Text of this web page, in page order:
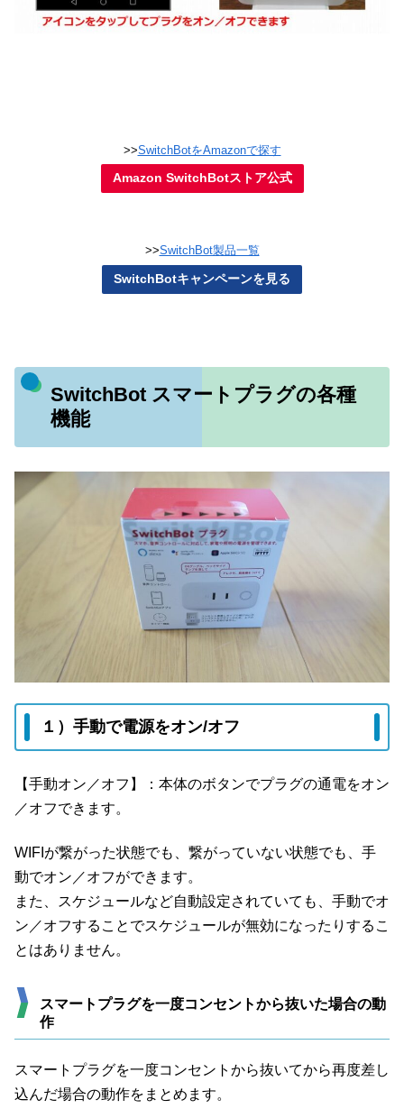
>>SwitchBotをAmazonで探す
Amazon SwitchBotストア公式
>>SwitchBot製品一覧
SwitchBotキャンペーンを見る
SwitchBot スマートプラグの各種
機能
１）手動で電源をオン/オフ
【手動オン／オフ】：本体のボタンでプラグの通電をオン
／オフできます。
WIFIが繋がった状態でも、繋がっていない状態でも、手
動でオン／オフができます。
また、スケジュールなど自動設定されていても、手動でオ
ン／オフすることでスケジュールが無効になったりするこ
とはありません。
スマートプラグを一度コンセントから抜いた場合の動
作
スマートプラグを一度コンセントから抜いてから再度差し
込んだ場合の動作をまとめます。